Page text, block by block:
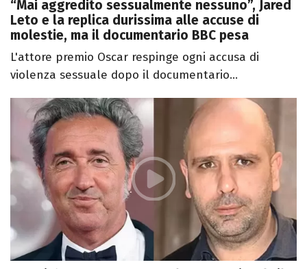
“Mai aggredito sessualmente nessuno”, Jared
Leto e la replica durissima alle accuse di
molestie, ma il documentario BBC pesa
L'attore premio Oscar respinge ogni accusa di
violenza sessuale dopo il documentario...